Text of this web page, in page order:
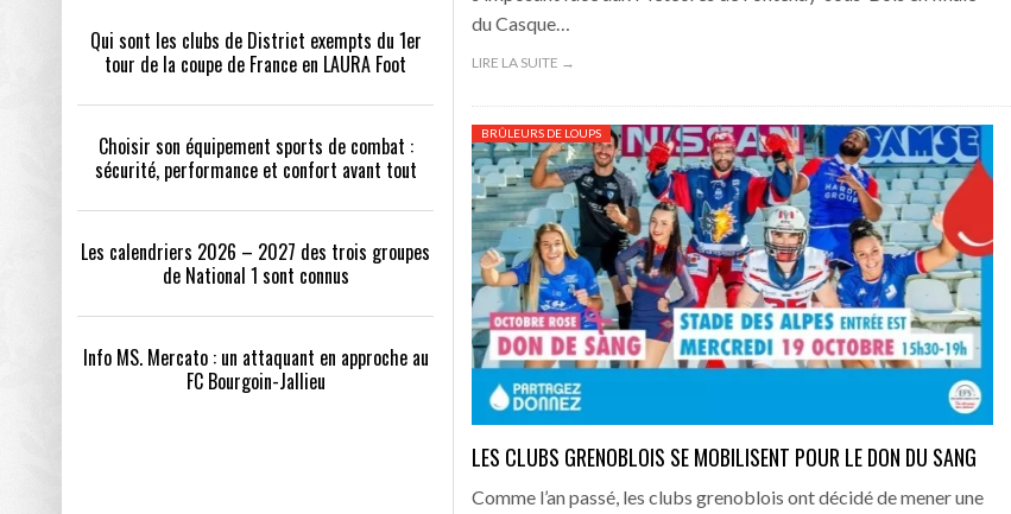
du Casque…
LIRE LA SUITE →
BRÛLEURS DE LOUPS
LES CLUBS GRENOBLOIS SE MOBILISENT POUR LE DON DU SANG
Comme l’an passé, les clubs grenoblois ont décidé de mener une
Qui sont les clubs de District exempts du 1er
tour de la coupe de France en LAURA Foot
Choisir son équipement sports de combat :
sécurité, performance et confort avant tout
Les calendriers 2026 – 2027 des trois groupes
de National 1 sont connus
Info MS. Mercato : un attaquant en approche au
FC Bourgoin-Jallieu